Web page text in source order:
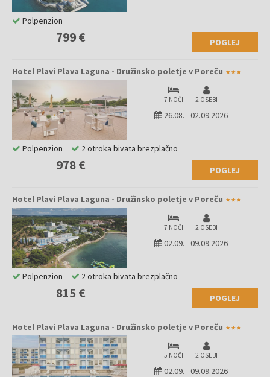
799 € POGLEJ
Polpenzion
Hotel Plavi Plava Laguna - Družinsko poletje v Poreču
7 NOČI 2 OSEBI
26.08. -02.09.2026
978 € POGLEJ
Polpenzion 2 otroka bivata brezplačno
Hotel Plavi Plava Laguna - Družinsko poletje v Poreču
7 NOČI 2 OSEBI
02.09. -09.09.2026
815 € POGLEJ
Polpenzion 2 otroka bivata brezplačno
Hotel Plavi Plava Laguna - Družinsko poletje v Poreču
5 NOČI 2 OSEBI
02.09. -09.09.2026